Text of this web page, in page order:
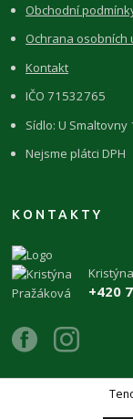
Obchodní
Ochrana osobních
Kontakt
IČO 71532765
Sídlo: U Smaltovny
Nejsme plátci DPH
KONTAKTY
+420